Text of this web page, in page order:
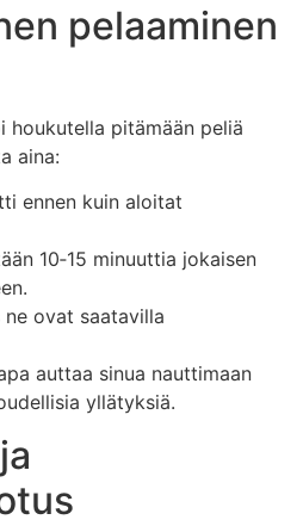
pelaaminen
houkutella pitämään peliä
aina:
ennen kuin aloitat
10‑15 minuuttia jokaisen
ovat saatavilla
auttaa sinua nauttimaan
yllätyksiä.